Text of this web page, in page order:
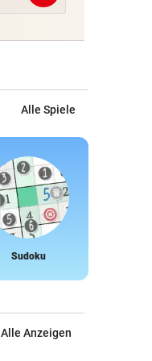
Alle Spiele
Sudoku
Alle Anzeigen